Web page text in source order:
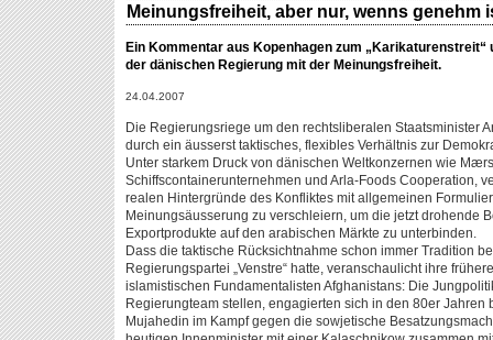
Meinungsfreiheit, aber nur, wenns genehm
Ein Kommentar aus Kopenhagen zum
der dänischen Regierung mit der Meinungsfreiheit.
24.04.2007
Die Regierungsriege um den rechtsliberalen Staatsminister
durch ein äusserst taktisches, flexibles Verhältnis zur
Unter starkem Druck von dänischen Weltkonzernen wie
Schiffscontainerunternehmen und Arla-Foods Cooperation,
realen Hintergründe des Konfliktes mit allgemeinen
Meinungsäusserung zu verschleiern, um die jetzt drohende
Exportprodukte auf den arabischen Märkte zu unterbinden.
Dass die taktische Rücksichtnahme schon immer Tradition
Regierungspartei „Venstre“ hatte, veranschaulicht ihre
islamistischen Fundamentalisten Afghanistans: Die
Regierungteam stellen, engagierten sich in den 80er Jahren
Mujahedin im Kampf gegen die sowjetische